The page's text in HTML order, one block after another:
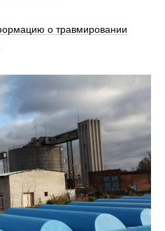
о травмировании